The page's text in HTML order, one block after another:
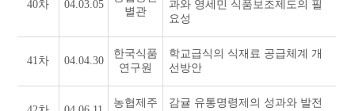
40차 04.03.05
별관
과와 영세민 식품보조제도의 필
요성
41차 04.04.30
한국식품
연구원
학교급식의 식재료 공급체계 개
선방안
농협제주
감귤 유통명령제의 성과와 발전